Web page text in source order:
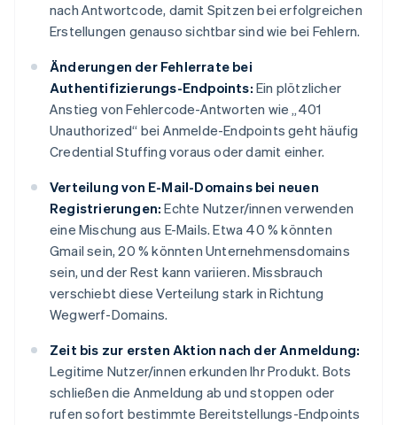
nach Antwortcode, damit Spitzen bei erfolgreichen
Erstellungen genauso sichtbar sind wie bei Fehlern.
Änderungen der Fehlerrate bei
Authentifizierungs-Endpoints: Ein plötzlicher
Anstieg von Fehlercode-Antworten wie „401
Unauthorized“ bei Anmelde-Endpoints geht häufig
Credential Stuffing voraus oder damit einher.
Verteilung von E-Mail-Domains bei neuen
Registrierungen: Echte Nutzer/innen verwenden
eine Mischung aus E-Mails. Etwa 40 % könnten
Gmail sein, 20 % könnten Unternehmensdomains
sein, und der Rest kann variieren. Missbrauch
verschiebt diese Verteilung stark in Richtung
Wegwerf-Domains.
Zeit bis zur ersten Aktion nach der Anmeldung:
Legitime Nutzer/innen erkunden Ihr Produkt. Bots
schließen die Anmeldung ab und stoppen oder
rufen sofort bestimmte Bereitstellungs-Endpoints